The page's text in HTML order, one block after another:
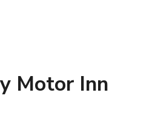
Motor Inn